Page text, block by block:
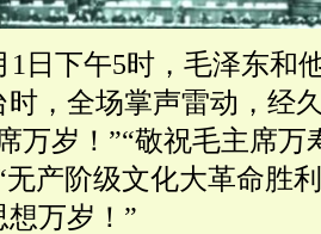
1日下午5时，毛泽东和
时，全场掌声雷动，经
万岁！”“敬祝毛主席万
无产阶级文化大革命胜
想万岁！”